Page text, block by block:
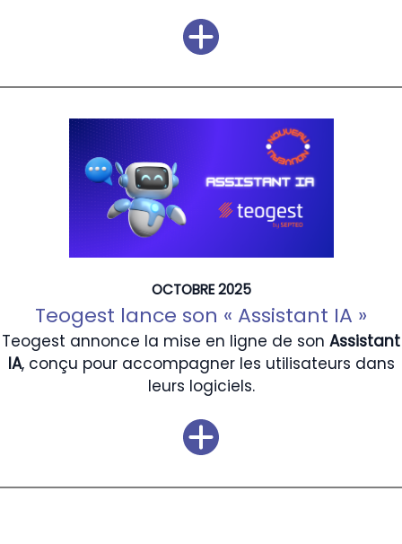
OCTOBRE 2025
Teogest lance son « Assistant IA »
Teogest annonce la mise en ligne de son Assistant
IA, conçu pour accompagner les utilisateurs dans
leurs logiciels.